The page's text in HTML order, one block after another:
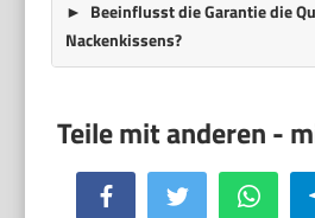
Beeinflusst die Garantie die
Nackenkissens?
Facebook Twitter